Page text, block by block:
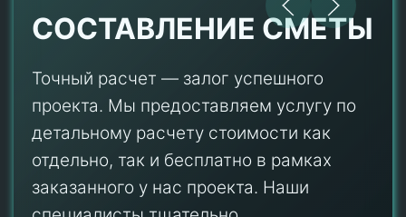
СОСТАВЛЕНИЕ СМЕТЫ
Точный расчет — залог успешного
проекта. Мы предоставляем услугу по
детальному расчету стоимости как
отдельно, так и бесплатно в рамках
заказанного у нас проекта. Наши